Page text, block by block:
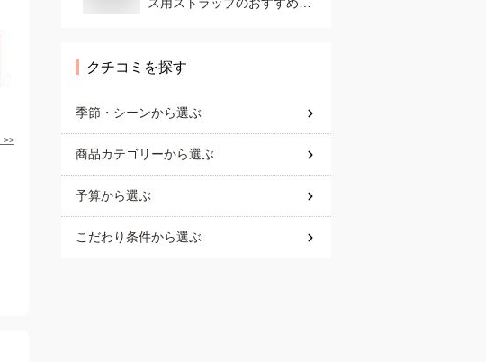
>>
クチコミを探す
季節・シーンから選ぶ
商品カテゴリーから選ぶ
予算から選ぶ
こだわり条件から選ぶ